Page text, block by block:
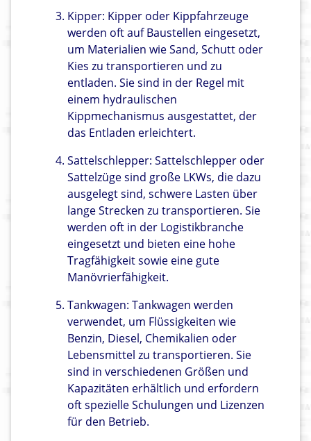
Kipper: Kipper oder Kippfahrzeuge
werden oft auf Baustellen eingesetzt,
um Materialien wie Sand, Schutt oder
Kies zu transportieren und zu
entladen. Sie sind in der Regel mit
einem hydraulischen
Kippmechanismus ausgestattet, der
das Entladen erleichtert.
Sattelschlepper: Sattelschlepper oder
Sattelzüge sind große LKWs, die dazu
ausgelegt sind, schwere Lasten über
lange Strecken zu transportieren. Sie
werden oft in der Logistikbranche
eingesetzt und bieten eine hohe
Tragfähigkeit sowie eine gute
Manövrierfähigkeit.
Tankwagen: Tankwagen werden
verwendet, um Flüssigkeiten wie
Benzin, Diesel, Chemikalien oder
Lebensmittel zu transportieren. Sie
sind in verschiedenen Größen und
Kapazitäten erhältlich und erfordern
oft spezielle Schulungen und Lizenzen
für den Betrieb.